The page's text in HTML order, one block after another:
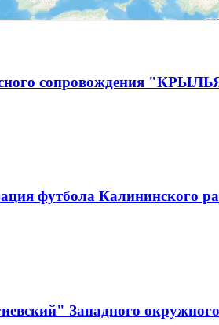
сопровождения
футбола Калининского
Западного